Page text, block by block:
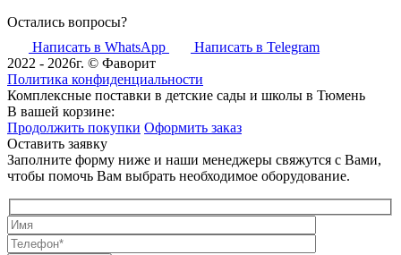
Остались вопросы?
Написать в WhatsApp
Написать в Telegram
2022 - 2026г. © Фаворит
Политика конфиденциальности
Комплексные поставки в детские сады и школы в Тюмень
В вашей корзине:
Продолжить покупки Оформить заказ
Оставить заявку
Заполните форму ниже и наши менеджеры свяжутся с Вами,
чтобы помочь Вам выбрать необходимое оборудование.